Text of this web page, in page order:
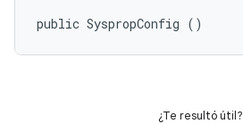
public SyspropConfig ()
¿Te resultó útil?